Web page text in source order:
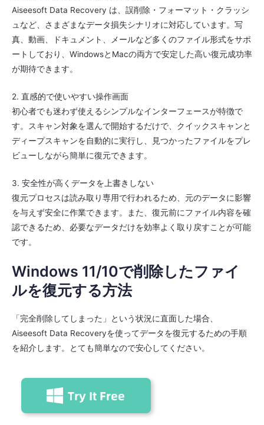
Aiseesoft Data Recovery は、誤削除・フォーマット・クラッシ
ュなど、さまざまなデータ損失シナリオに対応しています。写
真、動画、ドキュメント、メールなど多くのファイル形式をサポ
ートしており、WindowsとMacの両方で安定した高い復元成功率
が期待できます。
2. 直感的で使いやすい操作画面
初心者でも迷わず使えるシンプルなインターフェースが特徴で
す。スキャン対象を選んで開始するだけで、クイックスキャンと
ディープスキャンを自動的に実行し、見つかったファイルをプレ
ビューしながら簡単に復元できます。
3. 安全性が高くデータを上書きしない
復元プロセスは読み取り専用で行われるため、元のデータに影響
を与えず安全に作業できます。また、復元前にファイル内容を確
認できるため、必要なデータだけを効率よく取り戻すことが可能
です。
Windows 11/10で削除したファイ
ルを復元する方法
「完全削除してしまった」という状況に直面した場合、
Aiseesoft Data Recoveryを使ってデータを復元するための手順
を紹介します。とても簡単なので安心してください。